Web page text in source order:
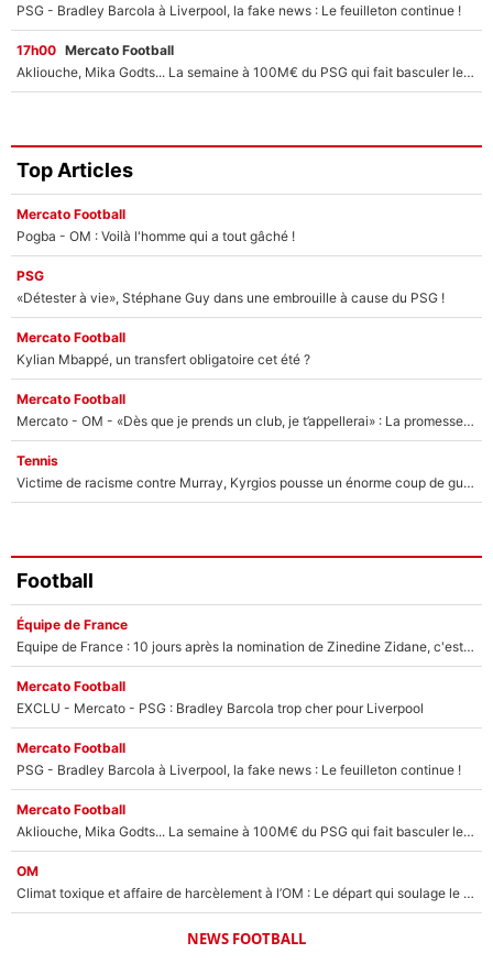
PSG - Bradley Barcola à Liverpool, la fake news : Le feuilleton continue !
17h00 Mercato Football
Akliouche, Mika Godts... La semaine à 100M€ du PSG qui fait basculer le mercato du PSG !
Top Articles
Mercato Football
Pogba - OM : Voilà l'homme qui a tout gâché !
PSG
«Détester à vie», Stéphane Guy dans une embrouille à cause du PSG !
Mercato Football
Kylian Mbappé, un transfert obligatoire cet été ?
Mercato Football
Mercato - OM - «Dès que je prends un club, je t’appellerai» : La promesse de Marcelino au moment de claquer la porte
Tennis
Victime de racisme contre Murray, Kyrgios pousse un énorme coup de gueule !
Football
Équipe de France
Equipe de France : 10 jours après la nomination de Zinedine Zidane, c'est au tour de son fils de prendre un nouveau départ !
Mercato Football
EXCLU - Mercato - PSG : Bradley Barcola trop cher pour Liverpool
Mercato Football
PSG - Bradley Barcola à Liverpool, la fake news : Le feuilleton continue !
Mercato Football
Akliouche, Mika Godts... La semaine à 100M€ du PSG qui fait basculer le mercato du PSG !
OM
Climat toxique et affaire de harcèlement à l’OM : Le départ qui soulage le vestiaire de Bruno Genesio
NEWS FOOTBALL